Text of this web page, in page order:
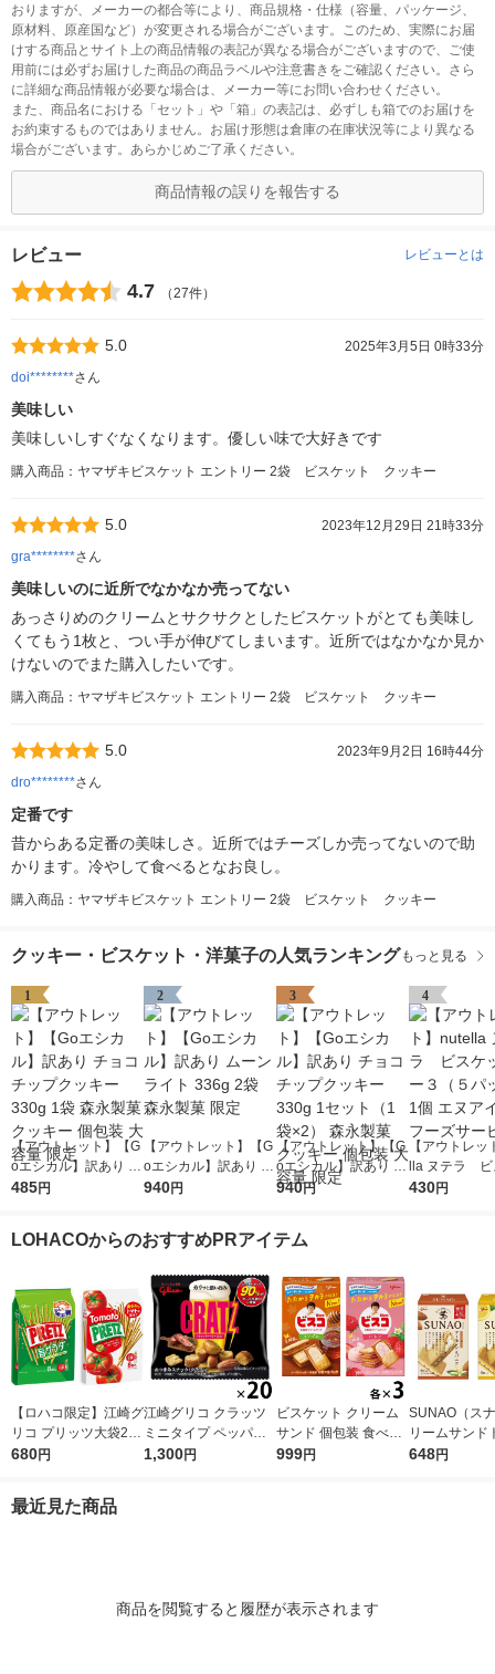
おりますが、メーカーの都合等により、商品規格・仕様（容量、パッケージ、
原材料、原産国など）が変更される場合がございます。このため、実際にお届
けする商品とサイト上の商品情報の表記が異なる場合がございますので、ご使
用前には必ずお届けした商品の商品ラベルや注意書きをご確認ください。さら
に詳細な商品情報が必要な場合は、メーカー等にお問い合わせください。
また、商品名における「セット」や「箱」の表記は、必ずしも箱でのお届けを
お約束するものではありません。お届け形態は倉庫の在庫状況等により異なる
場合がございます。あらかじめご了承ください。
商品情報の誤りを報告する
レビュー レビューとは
4.7 （27件）
5.0
2025年3月5日 0時33分
doi********さん
美味しい
美味しいしすぐなくなります。優しい味で大好きです
購入商品：ヤマザキビスケット エントリー 2袋 ビスケット クッキー
5.0
2023年12月29日 21時33分
gra********さん
美味しいのに近所でなかなか売ってない
あっさりめのクリームとサクサクとしたビスケットがとても美味し
くてもう1枚と、つい手が伸びてしまいます。近所ではなかなか見か
けないのでまた購入したいです。
購入商品：ヤマザキビスケット エントリー 2袋 ビスケット クッキー
5.0
2023年9月2日 16時44分
dro********さん
定番です
昔からある定番の美味しさ。近所ではチーズしか売ってないので助
かります。冷やして食べるとなお良し。
購入商品：ヤマザキビスケット エントリー 2袋 ビスケット クッキー
クッキー・ビスケット・洋菓子の人気ランキング もっと見る
1
【アウトレット】【G
oエシカル】訳あり チ
ョコチップクッキー 3
限定
485円
2
【アウトレット】【G
oエシカル】訳あり ム
ーンライト 336g 2袋
940円
3
【アウトレット】【G
oエシカル】訳あり チ
ョコチップクッキー 3
ー 個包装 大容量 限定
940円
4
【アウトレ
lla ヌテラ ビ
トＴー３（５
430円
LOHACOからのおすすめPRアイテム
【ロハコ限定】江崎グ
リコ プリッツ大袋2種
セット（旨サラダ、熟
菓子 おつまみ
680円
江崎グリコ クラッツ
ミニタイプ ペッパー
ベーコン 20袋 お
1,300円
ビスケット クリーム
サンド 個包装 食べき
りサイズ ビスコ メー
999円
SUNAO（ス
リームサンド
ルセット（ア
648円
最近見た商品
商品を閲覧すると履歴が表示されます